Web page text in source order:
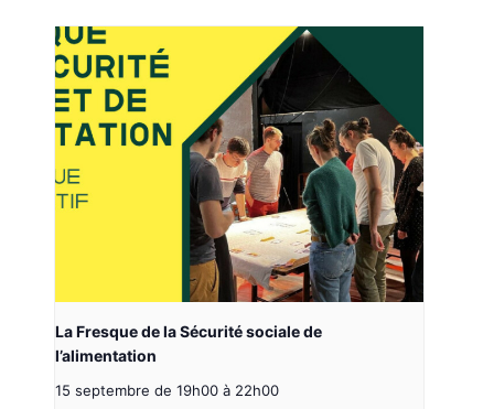
La Fresque de la Sécurité sociale de
l’alimentation
15 septembre de 19h00 à 22h00